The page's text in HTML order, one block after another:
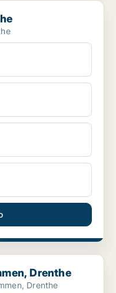
Drenthe
Drenthe